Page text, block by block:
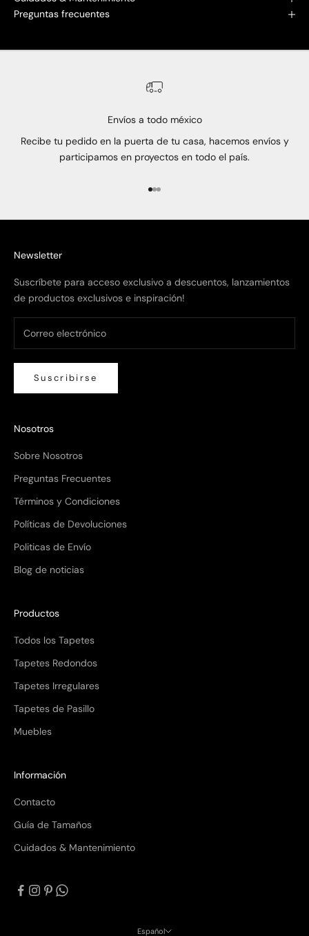
Preguntas frecuentes
Envíos a todo méxico
Recibe tu pedido en la puerta de tu casa, hacemos envíos y
participamos en proyectos en todo el país.
Ir al artículo 1
Ir al artículo 2
Ir al artículo 3
Newsletter
Suscríbete para acceso exclusivo a descuentos, lanzamientos
de productos exclusivos e inspiración!
Suscribirse
Nosotros
Sobre Nosotros
Preguntas Frecuentes
Términos y Condiciones
Políticas de Devoluciones
Politicas de Envío
Blog de noticias
Productos
Todos los Tapetes
Tapetes Redondos
Tapetes Irregulares
Tapetes de Pasillo
Muebles
Información
Contacto
Guía de Tamaños
Cuidados & Mantenimiento
Español